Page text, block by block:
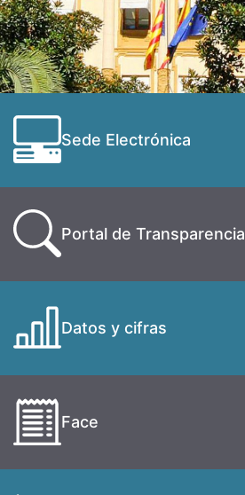
Sede Electrónica
Portal de Transparencia
Datos y cifras
Face